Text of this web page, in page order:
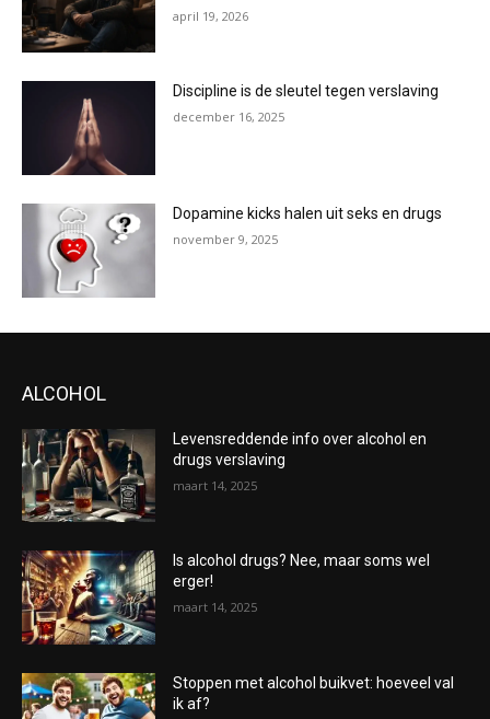
april 19, 2026
Discipline is de sleutel tegen verslaving
december 16, 2025
Dopamine kicks halen uit seks en drugs
november 9, 2025
ALCOHOL
Levensreddende info over alcohol en
drugs verslaving
maart 14, 2025
Is alcohol drugs? Nee, maar soms wel
erger!
maart 14, 2025
Stoppen met alcohol buikvet: hoeveel val
ik af?